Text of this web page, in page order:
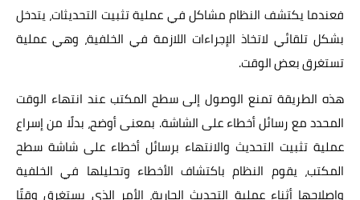
فعندما يكتشف النظام مشاكل في عملية تثبيت التحديثات، يتدخل
بشكل تلقائي لاتخاذ الإجراءات اللازمة في الخلفية، وهي عملية
تستغرق بعض الوقت.
هذه الطريقة تمنع الوصول إلى سطح المكتب عند انتهاء الوقت
المحدد مع رسائل أخطاء على الشاشة. بمعنى أوضح، بدلًا من إسراع
عملية تثبيت التحديث والانتهاء برسائل أخطاء على شاشة سطح
المكتب، يقوم النظام باكتشاف الأخطاء وتحليلها في الخلفية
وإصلاحها أثناء عملية التحديث الجارية، الأمر الذي يستغرق وقتًا